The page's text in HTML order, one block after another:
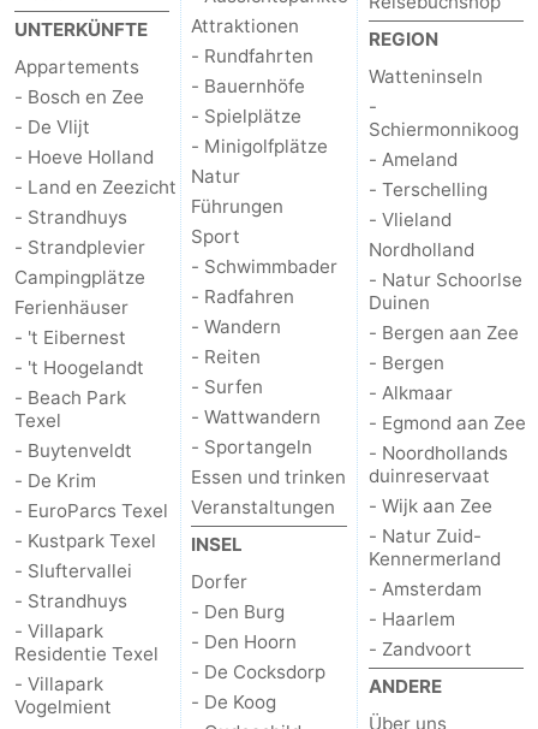
Terschelling
-
Vlieland
Nordholland
-
Natur
Schoorlse
Duinen
-
Bergen
aan
Zee
Bergen
-
Alkmaar
-
Egmond
aan
Zee
-
Noordhollands
duinreservaat
-
Wijk
aan
Zee
-
Natur
Zuid-
Amsterdam
Zandvoort
Wetter
UNTERKÜNFTE
Appartements
- Bosch en Zee
- De Vlijt
- Hoeve Holland
- Land en Zeezicht
- Strandhuys
- Strandplevier
Campingplätze
Ferienhäuser
- 't Eibernest
- 't Hoogelandt
- Beach Park
Texel
- Buytenveldt
- De Krim
- EuroParcs Texel
- Kustpark Texel
- Sluftervallei
- Strandhuys
- Villapark
Residentie Texel
- Villapark
Vogelmient
Attraktionen
- Rundfahrten
- Bauernhöfe
- Spielplätze
- Minigolfplätze
Natur
Führungen
Sport
- Schwimmbader
- Radfahren
- Wandern
- Reiten
- Surfen
- Wattwandern
- Sportangeln
Essen und trinken
Veranstaltungen
INSEL
Dorfer
- Den Burg
- Den Hoorn
- De Cocksdorp
- De Koog
REGION
Watteninseln
-
Schiermonnikoog
- Ameland
- Terschelling
- Vlieland
Nordholland
- Natur Schoorlse
Duinen
- Bergen aan Zee
- Bergen
- Alkmaar
- Egmond aan Zee
- Noordhollands
duinreservaat
- Wijk aan Zee
- Natur Zuid-
Kennermerland
- Amsterdam
- Haarlem
- Zandvoort
ANDERE
Über uns